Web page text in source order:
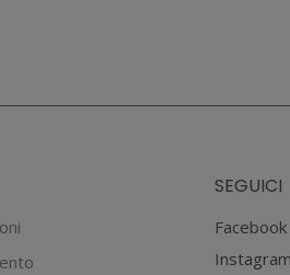
SEGUICI
Facebook
Instagram